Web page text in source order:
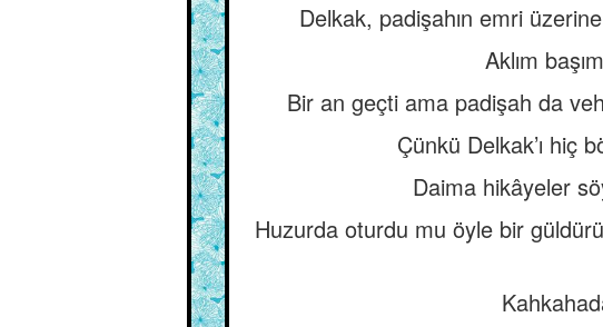
Delkak, padişahın emri
Aklım
Bir an geçti ama padişah da
Çünkü Delkak’ı hiç
Daima hikâyeler
Huzurda oturdu mu öyle bir